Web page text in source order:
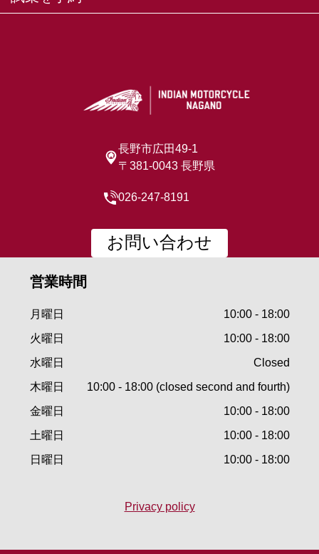
長野市広田49-1
〒381-0043 長野県
026-247-8191
お問い合わせ
営業時間
月曜日
10:00 - 18:00
火曜日
10:00 - 18:00
水曜日
Closed
木曜日
10:00 - 18:00 (closed second and fourth)
金曜日
10:00 - 18:00
土曜日
10:00 - 18:00
日曜日
10:00 - 18:00
Privacy policy